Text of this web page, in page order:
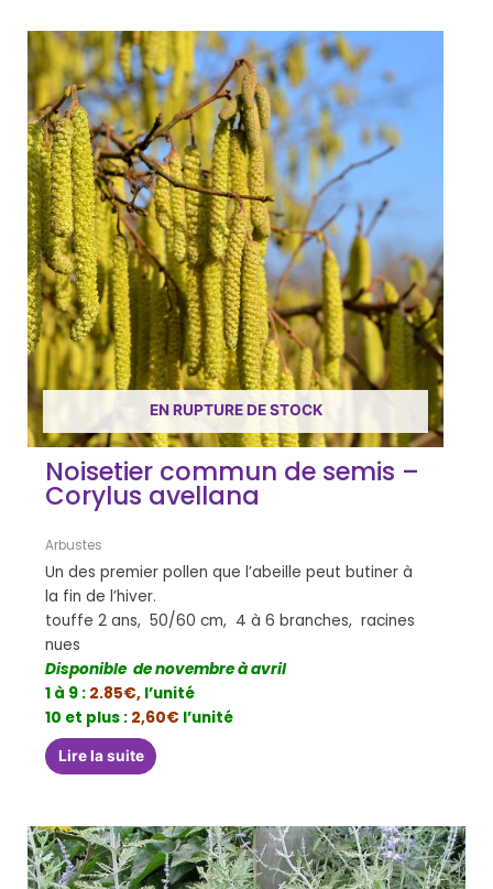
EN RUPTURE DE STOCK
Noisetier commun de semis –
Corylus avellana
Arbustes
Un des premier pollen que l’abeille peut butiner à
la fin de l’hiver.
touffe 2 ans, 50/60 cm, 4 à 6 branches, racines
nues
Disponible de novembre à avril
1 à 9 : 2.85€, l’unité
10 et plus : 2,60€ l’unité
Lire la suite